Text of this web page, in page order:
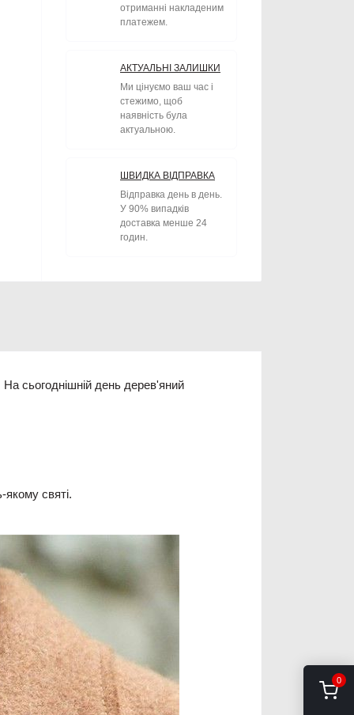
0
отриманні накладеним
платежем.
АКТУАЛЬНІ ЗАЛИШКИ
Ми цінуємо ваш час і
стежимо, щоб
наявність була
актуальною.
ШВИДКА ВІДПРАВКА
Відправка день в день.
У 90% випадків
доставка менше 24
годин.
сьогоднішній день дерев'яний
святі.